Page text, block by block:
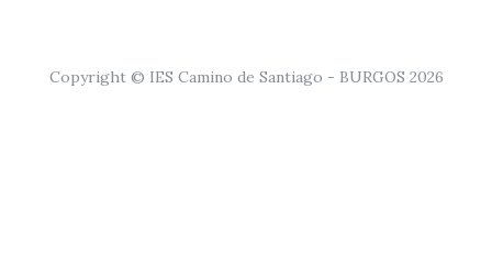
Copyright © IES Camino de Santiago - BURGOS 2026